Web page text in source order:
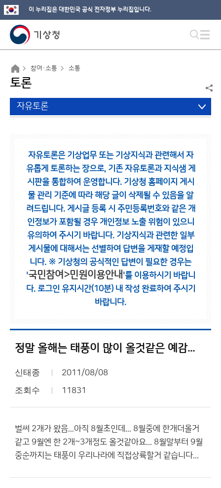
이 누리집은 대한민국 공식 전자정부 누리집입니다.
참여·소통 소통
토론
자유토론
자유토론은 기상업무 또는 기상지식과 관련해서 자
유롭게 토론하는 장으로, 기존 자유토론과 지식샘 게
시판을 통합하여 운영합니다. 기상청 홈페이지 게시
물 관리 기준에 따라 해당 글이 삭제될 수 있음을 알
려드립니다. 게시글 등록 시 주민등록번호와 같은 개
인정보가 포함될 경우 개인정보 노출 위험이 있으니
유의하여 주시기 바랍니다. 기상지식과 관련한 일부
게시물에 대해서는 선별하여 답변을 게재할 예정입
니다. ※ 기상청의 공식적인 답변이 필요한 경우는
'국민참여>민원이용안내 '를 이용하시기 바랍니
다. 로그인 유지시간(10분) 내 작성 완료하여 주시기
바랍니다.
정말 올해는 태풍이 많이 올것같은 예감...
신태종 2011/08/08
조회수 11831
벌써 2개가 왔음...아직 8월초인데... 8월중에 한개더올거
같고 9월엔 한 2개~3개정도 올것같아요... 8월말부터 9월
중순까지는 태풍이 우리나라에 직접상륙할거 같습니다...